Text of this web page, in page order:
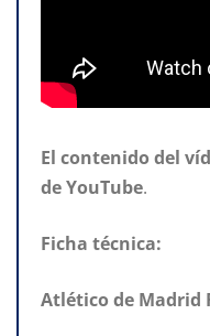
El contenido del
de YouTube.
Ficha técnica:
Atlético de Madrid